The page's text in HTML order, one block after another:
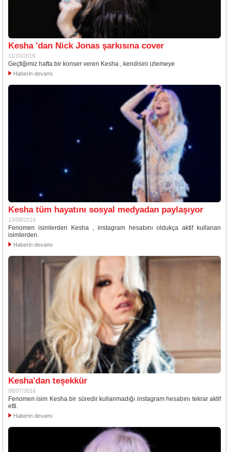
Kesha 'dan Nick Jonas şarkısına cover
11/10/2016
Geçtiğimiz hafta bir konser veren Kesha , kendisini izlemeye
Haberin devamı
Kesha tüm hayatını sosyal medyadan paylaşıyor
13/08/2016
Fenomen isimlerden Kesha , instagram hesabını oldukça aktif kullanan
isimlerden.
Haberin devamı
Kesha'dan teşekkür
08/07/2016
Fenomen isim Kesha bir süredir kullanmadığı instagram hesabını tekrar aktif
etti.
Haberin devamı